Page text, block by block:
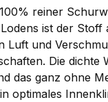
reiner
ist der
Luft und
Die
das ganz ohne
optimales